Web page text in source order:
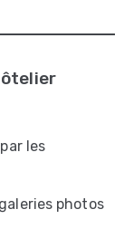
les
photos